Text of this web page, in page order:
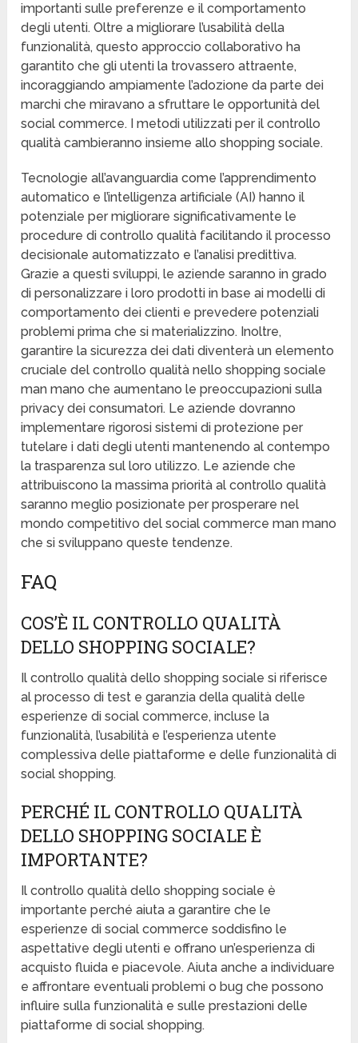
importanti sulle preferenze e il comportamento
degli utenti. Oltre a migliorare l’usabilità della
funzionalità, questo approccio collaborativo ha
garantito che gli utenti la trovassero attraente,
incoraggiando ampiamente l’adozione da parte dei
marchi che miravano a sfruttare le opportunità del
social commerce. I metodi utilizzati per il controllo
qualità cambieranno insieme allo shopping sociale.
Tecnologie all’avanguardia come l’apprendimento
automatico e l’intelligenza artificiale (AI) hanno il
potenziale per migliorare significativamente le
procedure di controllo qualità facilitando il processo
decisionale automatizzato e l’analisi predittiva.
Grazie a questi sviluppi, le aziende saranno in grado
di personalizzare i loro prodotti in base ai modelli di
comportamento dei clienti e prevedere potenziali
problemi prima che si materializzino. Inoltre,
garantire la sicurezza dei dati diventerà un elemento
cruciale del controllo qualità nello shopping sociale
man mano che aumentano le preoccupazioni sulla
privacy dei consumatori. Le aziende dovranno
implementare rigorosi sistemi di protezione per
tutelare i dati degli utenti mantenendo al contempo
la trasparenza sul loro utilizzo. Le aziende che
attribuiscono la massima priorità al controllo qualità
saranno meglio posizionate per prosperare nel
mondo competitivo del social commerce man mano
che si sviluppano queste tendenze.
FAQ
COS’È IL CONTROLLO QUALITÀ
DELLO SHOPPING SOCIALE?
Il controllo qualità dello shopping sociale si riferisce
al processo di test e garanzia della qualità delle
esperienze di social commerce, incluse la
funzionalità, l’usabilità e l’esperienza utente
complessiva delle piattaforme e delle funzionalità di
social shopping.
PERCHÉ IL CONTROLLO QUALITÀ
DELLO SHOPPING SOCIALE È
IMPORTANTE?
Il controllo qualità dello shopping sociale è
importante perché aiuta a garantire che le
esperienze di social commerce soddisfino le
aspettative degli utenti e offrano un’esperienza di
acquisto fluida e piacevole. Aiuta anche a individuare
e affrontare eventuali problemi o bug che possono
influire sulla funzionalità e sulle prestazioni delle
piattaforme di social shopping.